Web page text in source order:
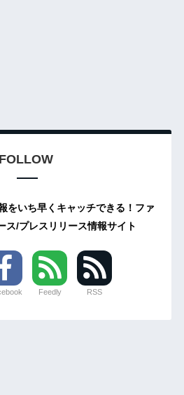
FOLLOW
をいち早くキャッチできる！ファ
ス/プレスリリース情報サイト
Feedly RSS